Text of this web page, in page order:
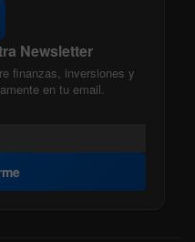
Newsletter
finanzas, inversiones y
en tu email.